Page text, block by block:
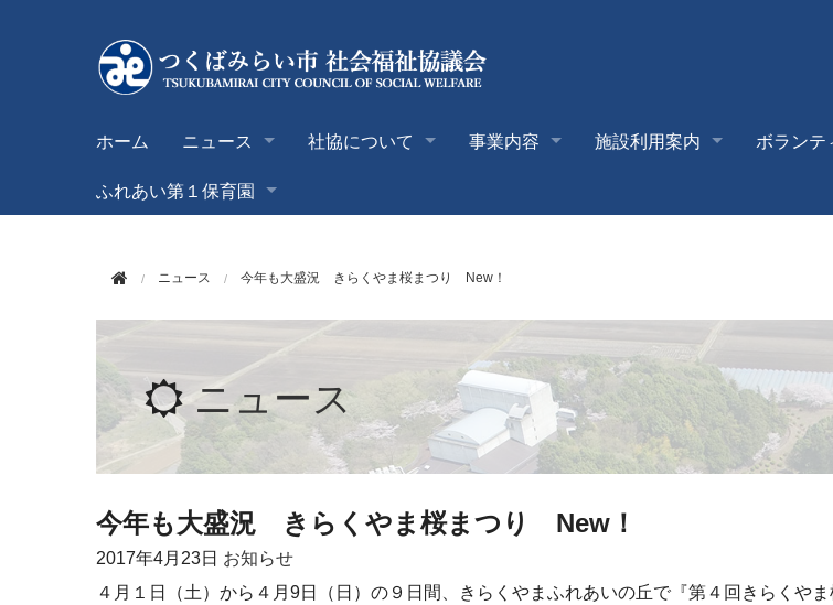
ホーム ニュース 社協について 事業内容 施設利用案内 ボランテ
ふれあい第１保育園
ニュース 今年も大盛況 きらくやま桜まつり New！
ニュース
今年も大盛況 きらくやま桜まつり New！
2017年4月23日 お知らせ
４月１日（土）から４月9日（日）の９日間、きらくやまふれあいの丘で『第４回きらくや